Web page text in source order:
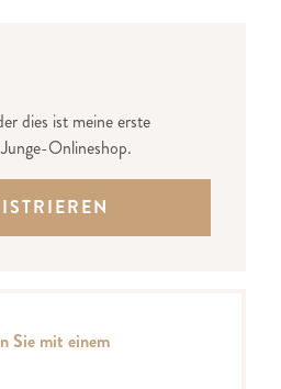
dies ist meine erste
Onlineshop.
Sie mit einem